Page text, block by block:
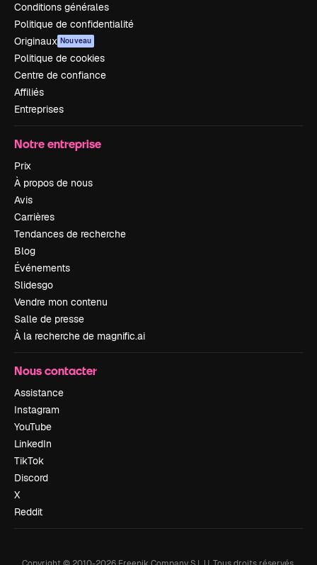
Conditions générales
Politique de confidentialité
Originaux Nouveau
Politique de cookies
Centre de confiance
Affiliés
Entreprises
Notre entreprise
Prix
À propos de nous
Avis
Carrières
Tendances de recherche
Blog
Événements
Slidesgo
Vendre mon contenu
Salle de presse
À la recherche de magnific.ai
Nous contacter
Assistance
Instagram
YouTube
LinkedIn
TikTok
Discord
X
Reddit